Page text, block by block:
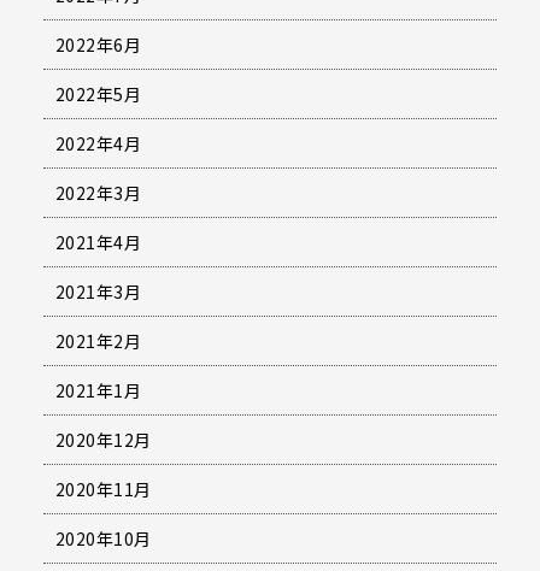
2022年6月
2022年5月
2022年4月
2022年3月
2021年4月
2021年3月
2021年2月
2021年1月
2020年12月
2020年11月
2020年10月